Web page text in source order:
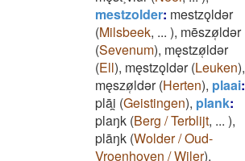
mestzolder: mestzǫldǝr
(Milsbeek, ... ), mēszø̜ldǝr
(Sevenum), męstzø̜ldǝr
(Ell), męstzǫldǝr(Leuken),
męszø̜ldǝr(Herten), plaai:
plāi̯ (Geistingen), plank:
plaŋk (Berg / Terblijt, ... ),
plāŋk (Wolder / Oud-
Vroenhoven / Wiler),